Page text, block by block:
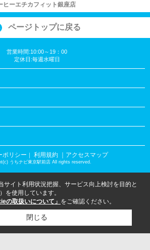
ヒーエチカフィット銀座店
ページトップに戻る
営業時間:10:00～19：00
定休日:毎週水曜日
ポリシー ｜ 利用規約 ｜アクセスマップ
うちナビ東京駅前店 All rights reserved.
サイト利用状況把握、サービス向上検討を目的と
を使用しています。
の取扱いについて」 をご確認ください。
閉じる